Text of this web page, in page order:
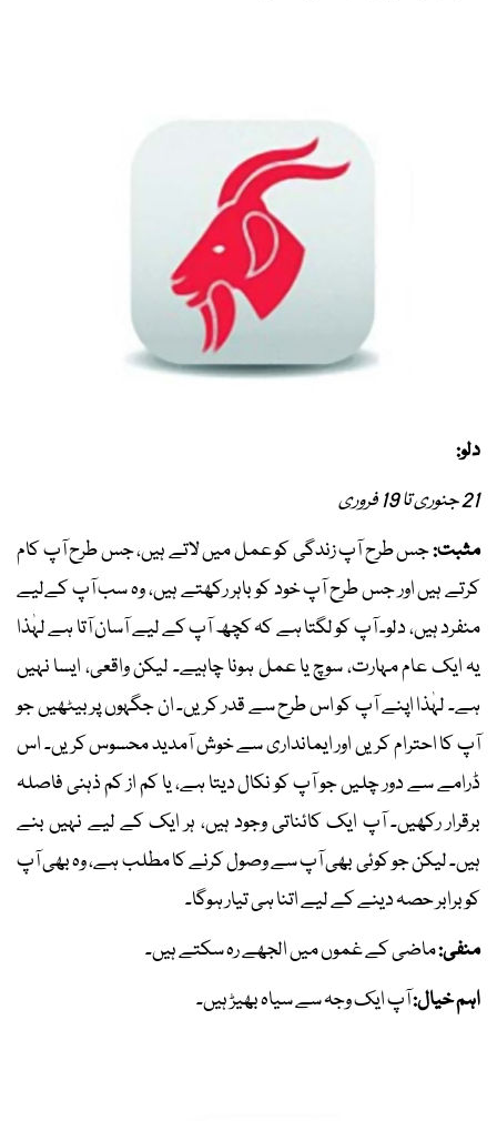
دلو:
21 جنوری تا 19 فروری
مثبت:جس طرح آپ زندگی کو عمل میں لاتے ہیں، جس طرح آپ کام
کرتے ہیں اور جس طرح آپ خود کو باہر رکھتے ہیں، وہ سب آپ کےلیے
منفرد ہیں، دلو۔ آپ کو لگتا ہے کہ کچھ آپ کے لیے آسان آتا ہے لہٰذا
یہ ایک عام مہارت، سوچ یا عمل ہونا چاہیے۔ لیکن واقعی، ایسا نہیں
ہے۔ لہٰذا اپنے آپ کو اس طرح سے قدر کریں۔ ان جگہوں پر بیٹھیں جو
آپ کا احترام کریں اور ایمانداری سے خوش آمدید محسوس کریں۔ اس
ڈرامے سے دور چلیں جو آپ کو نکال دیتا ہے، یا کم از کم ذہنی فاصلہ
برقرار رکھیں۔ آپ ایک کائناتی وجود ہیں، ہر ایک کے لیے نہیں بنے
ہیں۔ لیکن جو کوئی بھی آپ سے وصول کرنے کا مطلب ہے، وہ بھی آپ
کو برابر حصہ دینے کے لیے اتنا ہی تیار ہوگا۔
منفی:ماضی کے غموں میں الجھے رہ سکتے ہیں۔
اہم خیال:آپ ایک وجہ سے سیاہ بھیڑ ہیں۔